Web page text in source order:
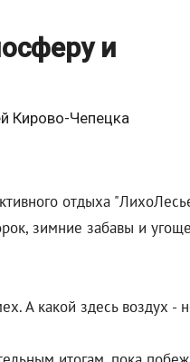
и
Кирово-Чепецка
отдыха
зимние забавы и
А какой здесь воздух -